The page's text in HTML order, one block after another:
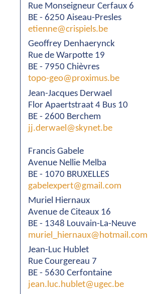
Rue Monseigneur Cerfaux 6
BE - 6250 Aiseau-Presles
etienne@crispiels.be
Geoffrey Denhaerynck
Rue de Warpotte 19
BE - 7950 Chièvres
topo-geo@proximus.be
Jean-Jacques Derwael
Flor Apaertstraat 4 Bus 10
BE - 2600 Berchem
jj.derwael@skynet.be
Francis Gabele
Avenue Nellie Melba
BE - 1070 BRUXELLES
gabelexpert@gmail.com
Muriel Hiernaux
Avenue de Citeaux 16
BE - 1348 Louvain-La-Neuve
muriel_hiernaux@hotmail.com
Jean-Luc Hublet
Rue Courgereau 7
BE - 5630 Cerfontaine
jean.luc.hublet@ugec.be